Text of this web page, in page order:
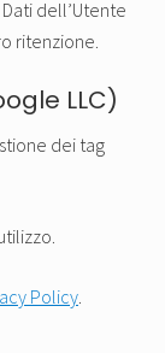
dell’Utente
ritenzione.
LLC)
dei tag
Policy.